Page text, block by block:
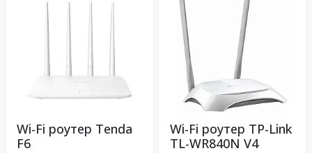
Wi-Fi роутер Tenda
F6
Wi-Fi роутер TP-Link
TL-WR840N V4